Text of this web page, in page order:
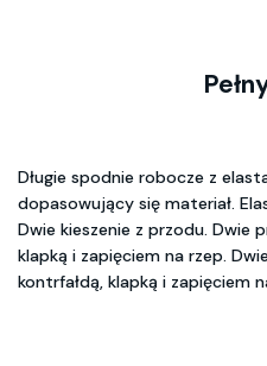
Długie spodnie robocze z
dopasowujący się materiał.
Dwie kieszenie z przodu. Dwie
klapką i zapięciem na rzep.
kontrfałdą, klapką i zapięciem